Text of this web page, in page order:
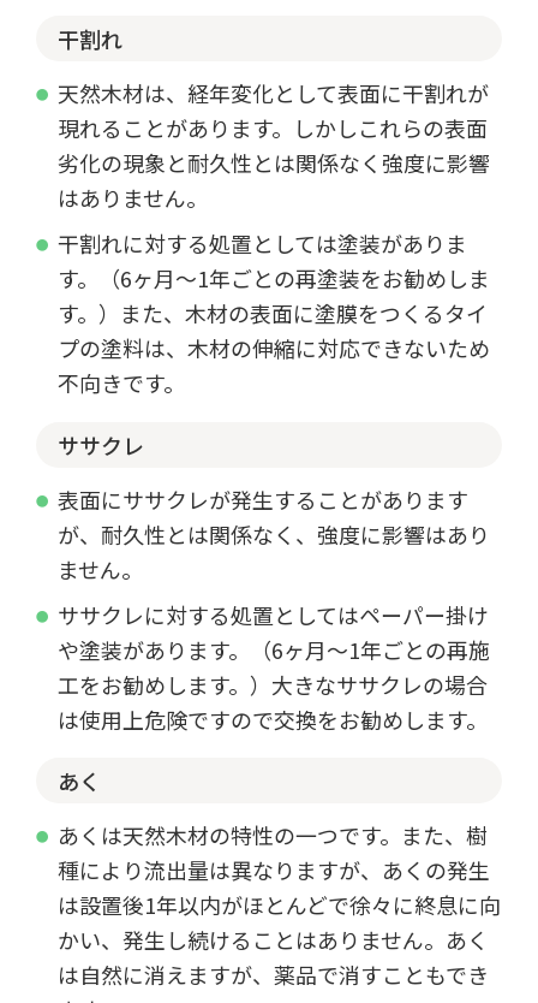
干割れ
天然木材は、経年変化として表面に干割れが
現れることがあります。しかしこれらの表面
劣化の現象と耐久性とは関係なく強度に影響
はありません。
干割れに対する処置としては塗装がありま
す。（6ヶ月～1年ごとの再塗装をお勧めしま
す。）また、木材の表面に塗膜をつくるタイ
プの塗料は、木材の伸縮に対応できないため
不向きです。
ササクレ
表面にササクレが発生することがあります
が、耐久性とは関係なく、強度に影響はあり
ません。
ササクレに対する処置としてはペーパー掛け
や塗装があります。（6ヶ月～1年ごとの再施
工をお勧めします。）大きなササクレの場合
は使用上危険ですので交換をお勧めします。
あく
あくは天然木材の特性の一つです。また、樹
種により流出量は異なりますが、あくの発生
は設置後1年以内がほとんどで徐々に終息に向
かい、発生し続けることはありません。あく
は自然に消えますが、薬品で消すこともでき